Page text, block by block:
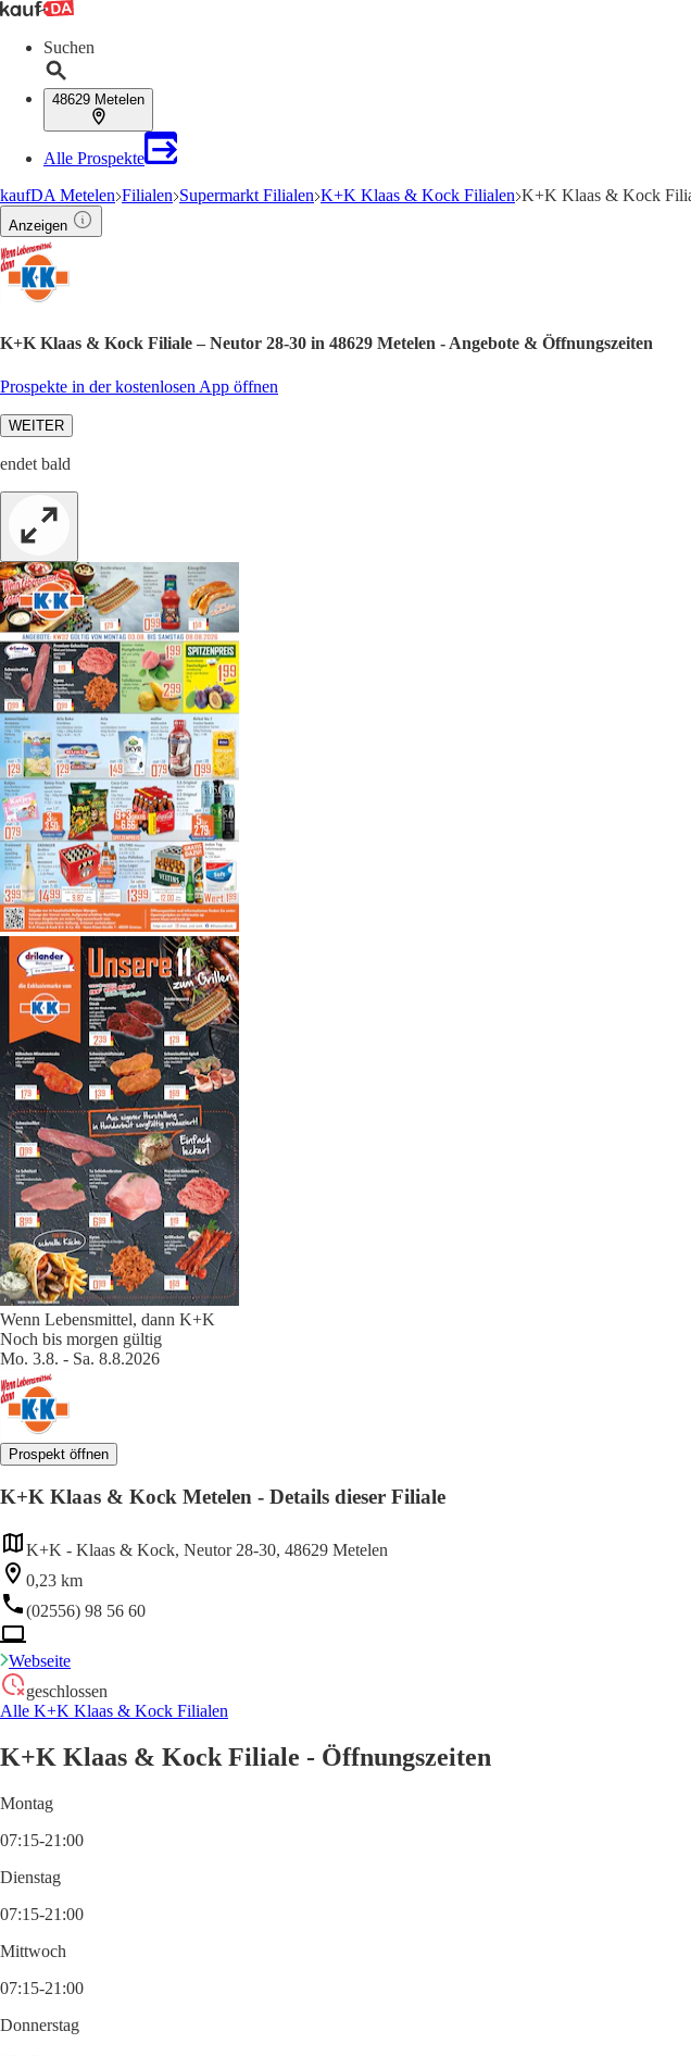
Suchen
48629 Metelen
Alle Prospekte
kaufDA Metelen Filialen Supermarkt Filialen K+K Klaas & Kock Filialen K+K Klaas & Kock
Anzeigen
K+K Klaas & Kock Filiale – Neutor 28-30 in 48629 Metelen - Angebote & Öffnungszeiten
Prospekte in der kostenlosen App öffnen
WEITER
endet bald
Wenn Lebensmittel, dann K+K
Noch bis morgen gültig
Mo. 3.8. - Sa. 8.8.2026
Prospekt öffnen
K+K Klaas & Kock Metelen - Details dieser Filiale
K+K - Klaas & Kock, Neutor 28-30, 48629 Metelen
0,23 km
(02556) 98 56 60
Webseite
geschlossen
Alle K+K Klaas & Kock Filialen
K+K Klaas & Kock Filiale - Öffnungszeiten
Montag
07:15-21:00
Dienstag
07:15-21:00
Mittwoch
07:15-21:00
Donnerstag